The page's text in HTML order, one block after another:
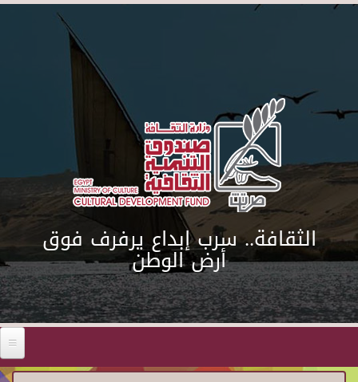
Skip to main content
الثقافة.. سرب إبداع يرفرف فوق
أرض الوطن